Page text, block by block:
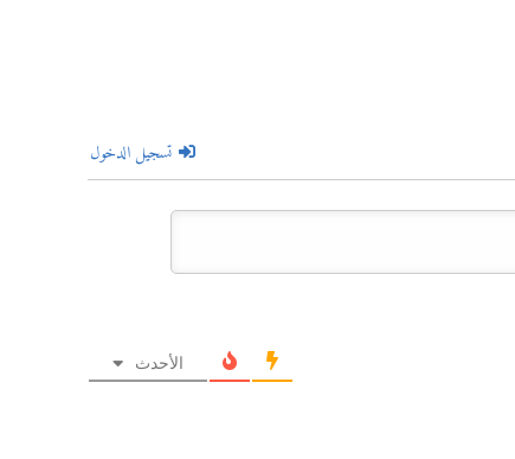
تسجيل الدخول
الأحدث